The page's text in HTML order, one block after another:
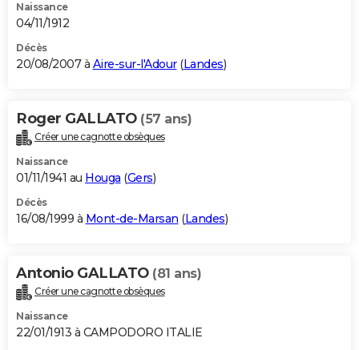
Naissance
04/11/1912
Décès
20/08/2007 à Aire-sur-l'Adour(Landes)
Roger GALLATO (57 ans)
Créer une cagnotte obsèques
Naissance
01/11/1941 au Houga (Gers)
Décès
16/08/1999 à Mont-de-Marsan (Landes)
Antonio GALLATO (81 ans)
Créer une cagnotte obsèques
Naissance
22/01/1913 à CAMPODORO ITALIE